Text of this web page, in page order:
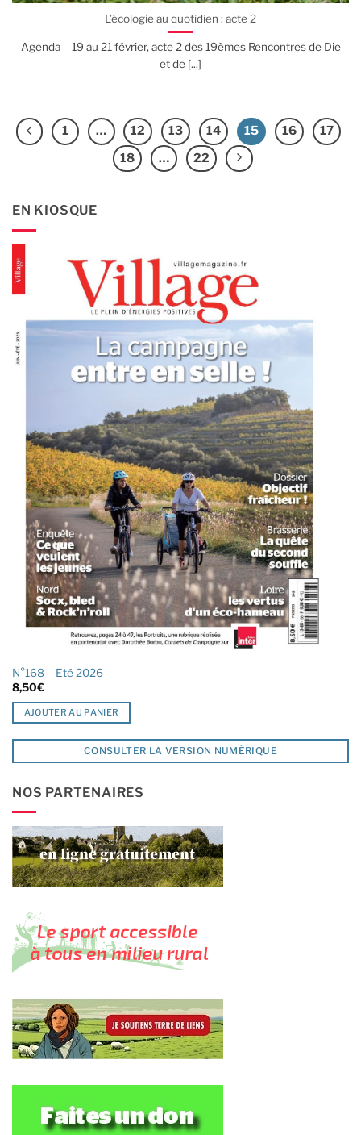
L’écologie au quotidien : acte 2
Agenda – 19 au 21 février, acte 2 des 19èmes Rencontres de Die
et de [...]
1 … 12 13 14 15 16
17
18
… 22
EN KIOSQUE
N°168 – Eté 2026
8,50€
AJOUTER AU PANIER
CONSULTER LA VERSION NUMÉRIQUE
NOS PARTENAIRES